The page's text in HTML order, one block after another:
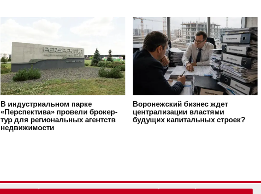
В индустриальном парке
«Перспектива» провели брокер-
тур для региональных агентств
недвижимости
Воронежский бизнес ждет
централизации властями
будущих капитальных строек?